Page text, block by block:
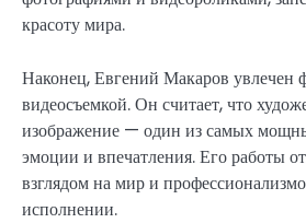
красоту мира.
Наконец, Евгений Макаров увлечен
видеосъемкой. Он считает, что
изображение — один из самых
эмоции и впечатления. Его работы
взглядом на мир и
исполнении.